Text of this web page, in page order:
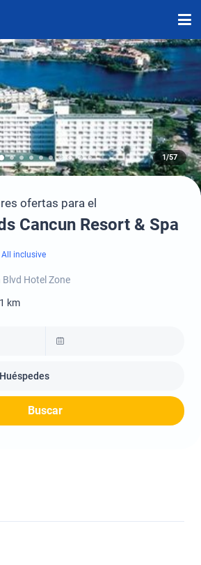
1/57
ofertas para el
Cancun Resort & Spa
All inclusive
Hotel Zone
km
Buscar